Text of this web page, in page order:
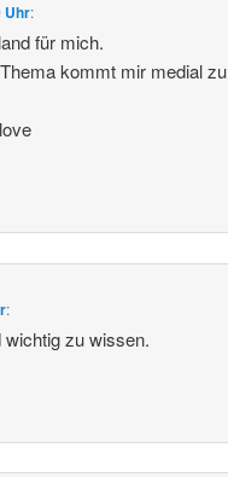
Uhr:
für mich.
kommt mir medial zu
:
zu wissen.